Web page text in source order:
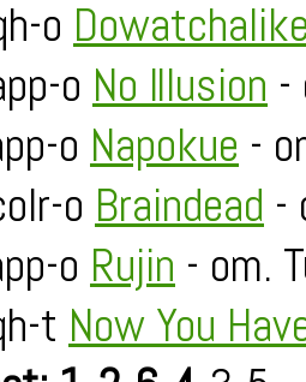
o
o No Illusion -
o Napokue -
o Braindead -
o Rujin - om.
t Now You